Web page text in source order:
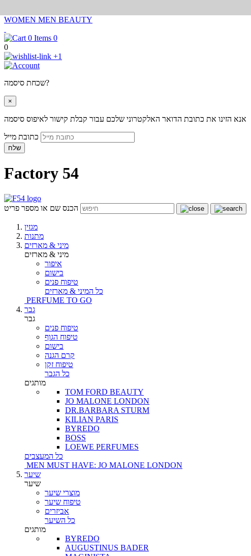
WOMEN MEN BEAUTY
0
0
+1
שכחת סיסמה?
×
אנא הזינו את כתובת הדואר האלקטרוני שלכם עבור קבלת קישור לאיפוס סיסמה
שלח
Factory 54
הכנס שם או מספר פריט
מגזין
מתנות
מיני & מארזים
מיני & מארזים
איפור
בישום
טיפוח פנים
כל המיני & מארזים
PERFUME TO GO
גבר
גבר
טיפוח פנים
טיפוח הגוף
בישום
קרם הגנה
טיפוח זקן
כל הגבר
מותגים
TOM FORD BEAUTY
JO MALONE LONDON
DR.BARBARA STURM
KILIAN PARIS
BYREDO
BOSS
LOEWE PERFUMES
כל המעצבים
MEN MUST HAVE: JO MALONE LONDON
שיער
שיער
מוצרי שיער
טיפוח שיער
אביזרים
כל השיער
מותגים
BYREDO
AUGUSTINUS BADER